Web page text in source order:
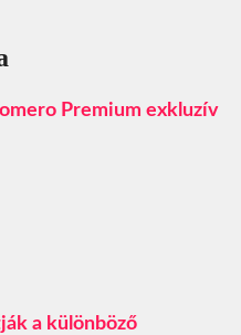
Premium exkluzív
a különböző